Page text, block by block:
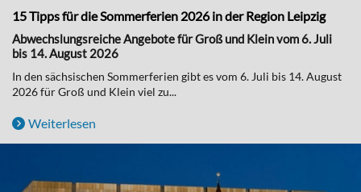
15 Tipps für die Sommerferien 2026 in der Region Leipzig
Abwechslungsreiche Angebote für Groß und Klein vom 6. Juli
bis 14. August 2026
In den sächsischen Sommerferien gibt es vom 6. Juli bis 14. August
2026 für Groß und Klein viel zu...
Weiterlesen